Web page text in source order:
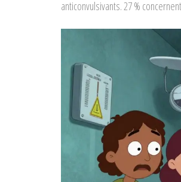
anticonvulsivants. 27 %